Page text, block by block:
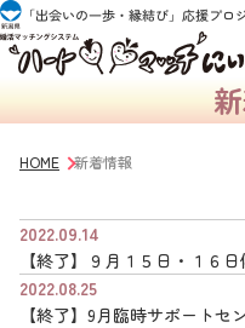
HOME 新着情報
2022.09.14
【終了】９月１５日・１６
2022.08.25
【終了】9月臨時サポート